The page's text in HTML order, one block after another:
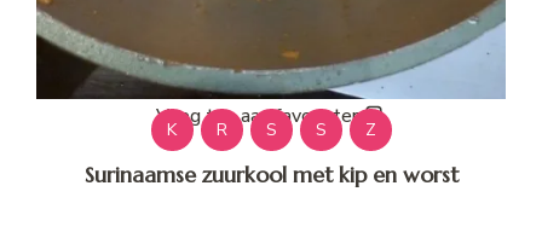
Voeg toe aan favorieten
K R S S Z
Surinaamse zuurkool met kip en worst